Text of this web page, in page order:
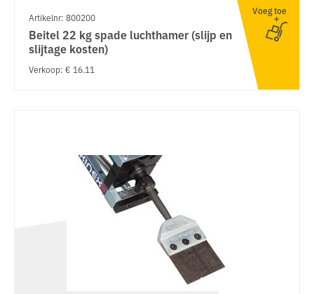
Artikelnr: 800200
Beitel 22 kg spade luchthamer (slijp en
slijtage kosten)
Verkoop: € 16.11
Voeg toe